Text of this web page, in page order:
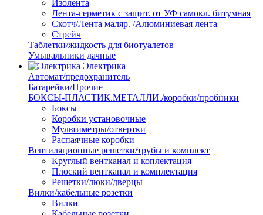
Изолента
Лента-герметик с защит. от УФ самокл. битумная
Скотч/Лента маляр. /Алюминиевая лента
Стрейч
Таблетки/жидкость для биотуалетов
Умывальники дачные
Электрика
Автомат/предохранитель
Батарейки/Прочие
БОКСЫ-ПЛАСТИК.МЕТАЛЛИ./коробки/пробники
Боксы
Коробки установочные
Мультиметры/отвертки
Распаячные коробки
Вентиляционные решетки/трубы и комплект
Круглый вентканал и коплектация
Плоский вентканал и комплектация
Решетки/люки/дверцы
Вилки/кабельные розетки
Вилки